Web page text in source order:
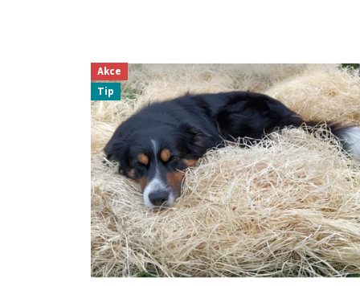
Akce
Tip